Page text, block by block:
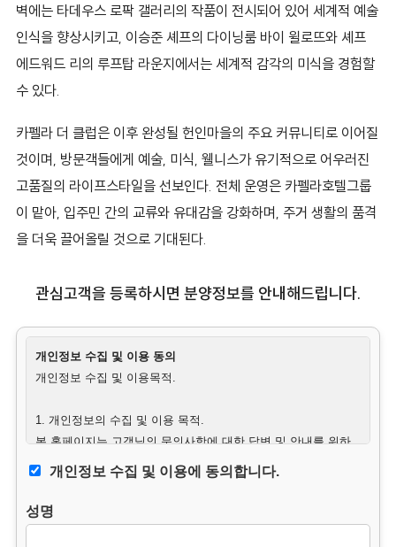
벽에는 타데우스 로팍 갤러리의 작품이 전시되어 있어 세계적 예술
인식을 향상시키고, 이승준 셰프의 다이닝룸 바이 윌로뜨와 셰프
에드워드 리의 루프탑 라운지에서는 세계적 감각의 미식을 경험할
수 있다.
카펠라 더 클럽은 이후 완성될 헌인마을의 주요 커뮤니티로 이어질
것이며, 방문객들에게 예술, 미식, 웰니스가 유기적으로 어우러진
고품질의 라이프스타일을 선보인다. 전체 운영은 카펠라호텔그룹
이 맡아, 입주민 간의 교류와 유대감을 강화하며, 주거 생활의 품격
을 더욱 끌어올릴 것으로 기대된다.
관심고객을 등록하시면 분양정보를 안내해드립니다.
개인정보 수집 및 이용 동의
개인정보 수집 및 이용목적.
1. 개인정보의 수집 및 이용 목적.
본 홈페이지는 고객님의 문의사항에 대한 답변 및 안내를 위하
여 필요한 최소한의 범위 내에서 개인정보를 수집하고 있습니
2. 수집하는 개인정보의 항목.
개인정보 수집 및 이용에 동의합니다.
성명